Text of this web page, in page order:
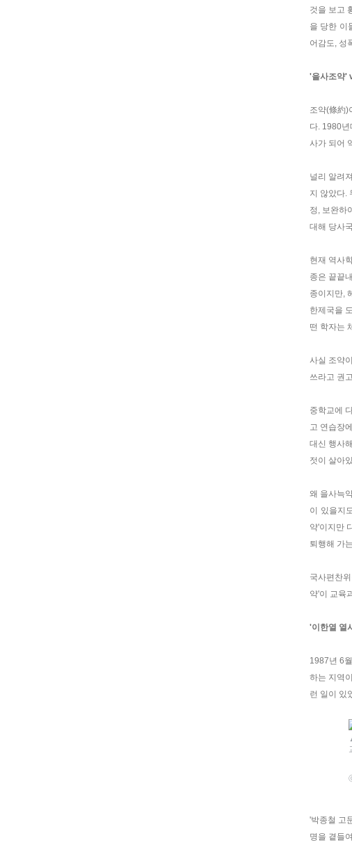
것을 보고
을 당한 이
어감도, 성
'을사조약'
조약(條約)
다. 1980
사가 되어
널리 알려
지 않았다.
정, 보완하
대해 당사
현재 역사
종은 끝끝
종이지만,
한제국을
떤 학자는
사실 조약
쓰라고 권
중학교에
고 연습장
대신 행사
젓이 살아
왜 을사늑
이 있을지
약'이지만
퇴행해 가
국사편찬
약'이 교육
'이한열 열
1987년 6
하는 지역
런 일이 있
'박종철 고
명을 곁들